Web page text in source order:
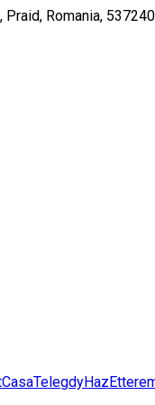
Romania, 537240